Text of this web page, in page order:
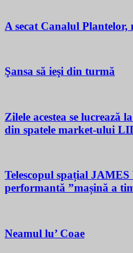
A secat Canalul Plantelor,
Şansa să ieşi din turmă
Zilele acestea se
din spatele market-ului
Telescopul spațial
performantă ”mașină a
Neamul lu’ Coae